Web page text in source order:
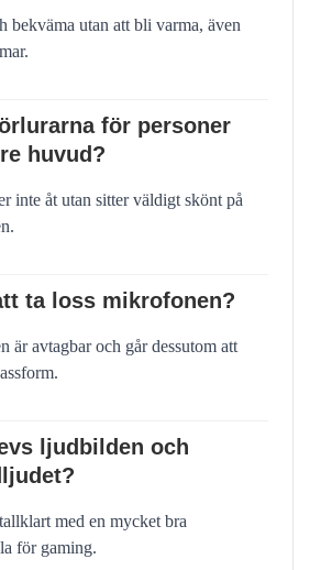
bekväma utan att bli varma, även
för personer
huvud?
inte åt utan sitter väldigt skönt på
ta loss mikrofonen?
är avtagbar och går dessutom att
ljudbilden och
med en mycket bra
för gaming.